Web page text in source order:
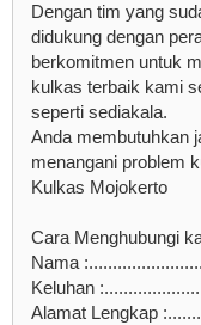
Dengan tim yang
didukung dengan
berkomitmen untuk
kulkas terbaik kami
seperti sediakala.
Anda membutuhkan
menangani problem
Kulkas Mojokerto
Cara Menghubungi
Nama
Keluhan
Alamat Lengkap